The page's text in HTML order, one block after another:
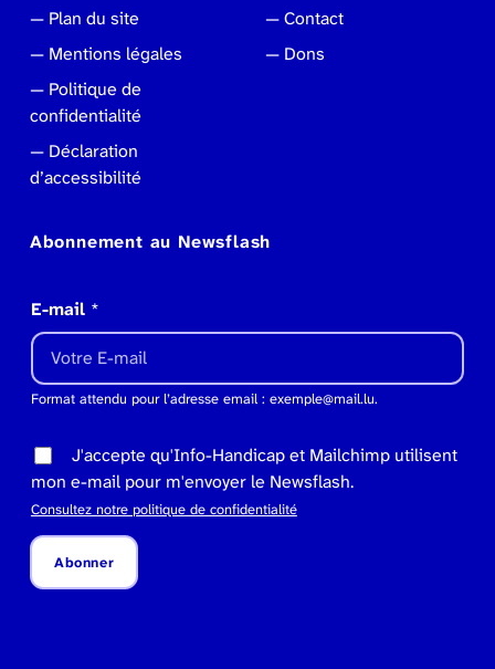
Plan du site
Mentions légales
Politique de
confidentialité
Déclaration
d’accessibilité
Contact
Dons
Abonnement au Newsflash
E-mail *
Format attendu pour l’adresse email : exemple@mail.lu.
J'accepte qu'Info-Handicap et Mailchimp utilisent
mon e-mail pour m'envoyer le Newsflash.
Consultez notre politique de confidentialité
Abonner